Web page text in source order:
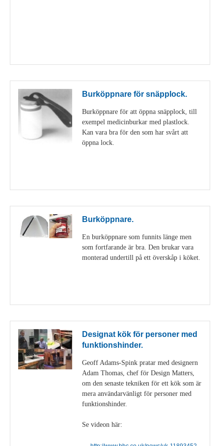
Burköppnare för snäpplock.
Burköppnare för att öppna snäpplock, till
exempel medicinburkar med plastlock.
Kan vara bra för den som har svårt att
öppna lock.
Burköppnare.
En burköppnare som funnits länge men
som fortfarande är bra. Den brukar vara
monterad undertill på ett överskåp i köket.
Designat kök för personer med
funktionshinder.
Geoff Adams-Spink pratar med designern
Adam Thomas, chef för Design Matters,
om den senaste tekniken för ett kök som är
mera användarvänligt för personer med
funktionshinder.
Se videon här: